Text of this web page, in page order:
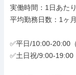
実働時間：1日あた
平均勤務日数：1ヶ
✅平日/10:00-20:00
✅土日祝/9:00-19:00